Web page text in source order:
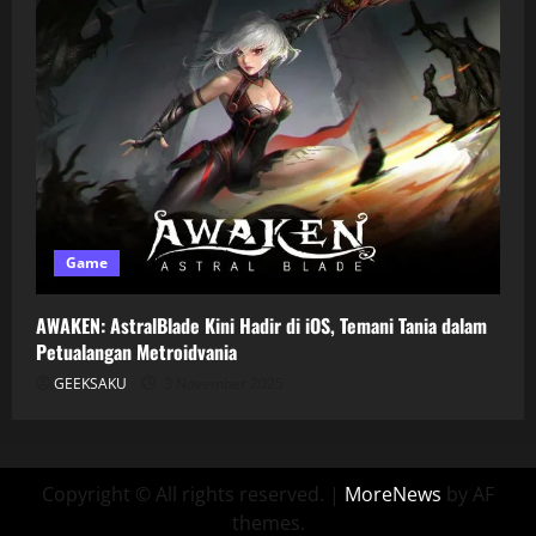
Game
AWAKEN: AstralBlade Kini Hadir di iOS, Temani Tania dalam
Petualangan Metroidvania
GEEKSAKU
Copyright © All rights reserved. | MoreNews by AF
themes.